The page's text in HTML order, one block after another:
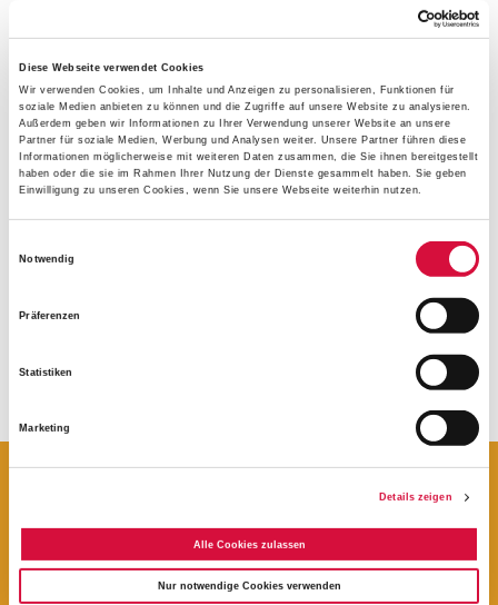
Diese Webseite verwendet Cookies
Wir verwenden Cookies, um Inhalte und Anzeigen zu personalisieren, Funktionen für
soziale Medien anbieten zu können und die Zugriffe auf unsere Website zu analysieren.
Außerdem geben wir Informationen zu Ihrer Verwendung unserer Website an unsere
Partner für soziale Medien, Werbung und Analysen weiter. Unsere Partner führen diese
Informationen möglicherweise mit weiteren Daten zusammen, die Sie ihnen bereitgestellt
haben oder die sie im Rahmen Ihrer Nutzung der Dienste gesammelt haben. Sie geben
Einwilligung zu unseren Cookies, wenn Sie unsere Webseite weiterhin nutzen.
Notwendig
Präferenzen
Statistiken
Marketing
Details zeigen
Alle Cookies zulassen
Nur notwendige Cookies verwenden
Neben der BONI-Bike-Tour besteht auch die Möglichkeit,
einige Exemplare des Buches "Wie man Riesen bekämpft
– echte Mutmach-Geschichten" über die Social-Media-
Kanäle des Bonifatiuswerkes (
Facebook/
Instagram
), als auch über
Radio Hochstiftund das
Westfälische Volksblatt
zu erhalten für Menschen, die
(stk/thmei)